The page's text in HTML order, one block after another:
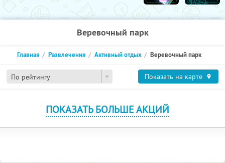
Веревочный парк
По рейтингу
Главная Развлечения Активный отдых Веревочный парк
Показать на карте
ПОКАЗАТЬ БОЛЬШЕ АКЦИЙ